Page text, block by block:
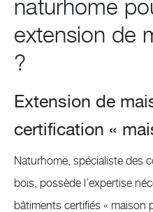
naturhome
extension de
?
Extension de
certification «
Naturhome, spécialiste des
bois, possède l’expertise
bâtiments certifiés « maison